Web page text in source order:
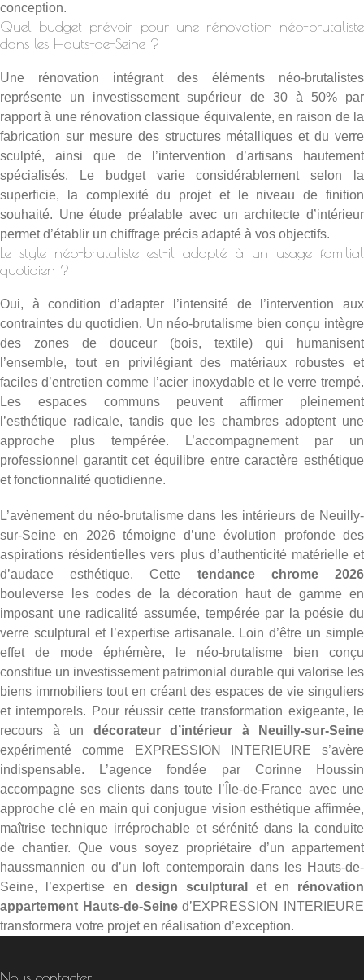
conception.
Quel budget prévoir pour une rénovation néo-brutaliste
dans les Hauts-de-Seine ?
Une rénovation intégrant des éléments néo-brutalistes
représente un investissement supérieur de 30 à 50% par
rapport à une rénovation classique équivalente, en raison de la
fabrication sur mesure des structures métalliques et du verre
sculpté, ainsi que de l’intervention d’artisans hautement
spécialisés. Le budget varie considérablement selon la
superficie, la complexité du projet et le niveau de finition
souhaité. Une étude préalable avec un architecte d’intérieur
permet d’établir un chiffrage précis adapté à vos objectifs.
Le style néo-brutaliste est-il adapté à un usage familial
quotidien ?
Oui, à condition d’adapter l’intensité de l’intervention aux
contraintes du quotidien. Un néo-brutalisme bien conçu intègre
des zones de douceur (bois, textile) qui humanisent
l’ensemble, tout en privilégiant des matériaux robustes et
faciles d’entretien comme l’acier inoxydable et le verre trempé.
Les espaces communs peuvent affirmer pleinement
l’esthétique radicale, tandis que les chambres adoptent une
approche plus tempérée. L’accompagnement par un
professionnel garantit cet équilibre entre caractère esthétique
et fonctionnalité quotidienne.
L’avènement du néo-brutalisme dans les intérieurs de Neuilly-
sur-Seine en 2026 témoigne d’une évolution profonde des
aspirations résidentielles vers plus d’authenticité matérielle et
d’audace esthétique. Cette tendance chrome 2026
bouleverse les codes de la décoration haut de gamme en
imposant une radicalité assumée, tempérée par la poésie du
verre sculptural et l’expertise artisanale. Loin d’être un simple
effet de mode éphémère, le néo-brutalisme bien conçu
constitue un investissement patrimonial durable qui valorise les
biens immobiliers tout en créant des espaces de vie singuliers
et intemporels. Pour réussir cette transformation exigeante, le
recours à un décorateur d’intérieur à Neuilly-sur-Seine
expérimenté comme EXPRESSION INTERIEURE s’avère
indispensable. L’agence fondée par Corinne Houssin
accompagne ses clients dans toute l’Île-de-France avec une
approche clé en main qui conjugue vision esthétique affirmée,
maîtrise technique irréprochable et sérénité dans la conduite
de chantier. Que vous soyez propriétaire d’un appartement
haussmannien ou d’un loft contemporain dans les Hauts-de-
Seine, l’expertise en design sculptural et en rénovation
appartement Hauts-de-Seined’EXPRESSION INTERIEURE
transformera votre projet en réalisation d’exception.